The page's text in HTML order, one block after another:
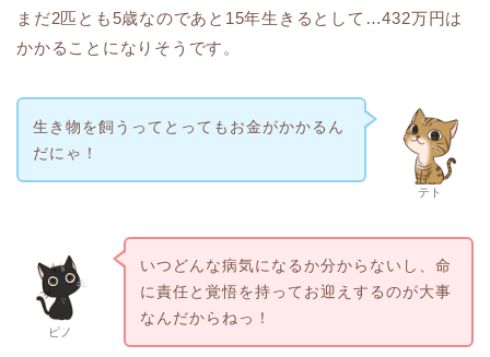
まだ2匹とも5歳なのであと15年生きるとして…432万円は
かかることになりそうです。
テト
生き物を飼うってとってもお金がかかるん
だにゃ！
ピノ
いつどんな病気になるか分からないし、命
に責任と覚悟を持ってお迎えするのが大事
なんだからねっ！